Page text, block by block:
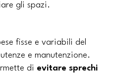
gli spazi.
fisse e variabili del
e manutenzione.
di evitare sprechi